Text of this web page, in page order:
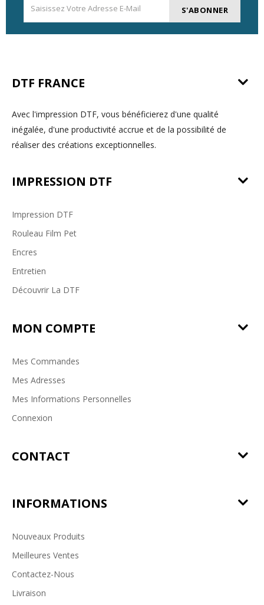
S'ABONNER
DTF FRANCE
Avec l'impression DTF, vous bénéficierez d'une qualité
inégalée, d'une productivité accrue et de la possibilité de
réaliser des créations exceptionnelles.
IMPRESSION DTF
Impression DTF
Rouleau Film Pet
Encres
Entretien
Découvrir La DTF
MON COMPTE
Mes Commandes
Mes Adresses
Mes Informations Personnelles
Connexion
CONTACT
INFORMATIONS
Nouveaux Produits
Meilleures Ventes
Contactez-Nous
Livraison